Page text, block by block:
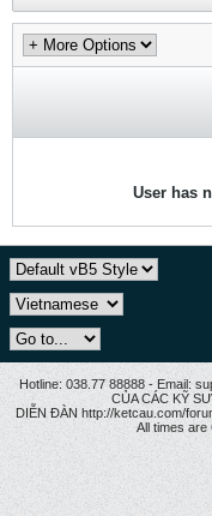
User has
Hotline: 038.77 88888 - Email:
CỦA CÁC KỸ
DIỄN ĐÀN http://ketcau.com/
All times are